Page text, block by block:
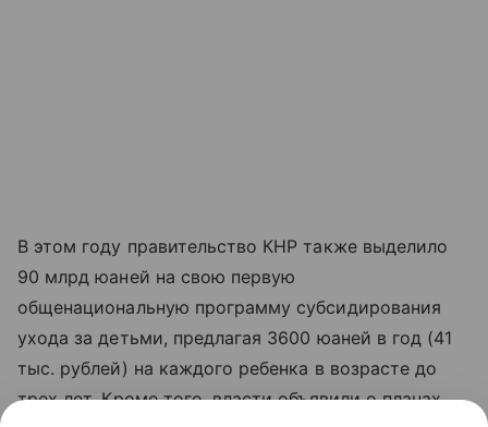
В этом году правительство КНР также выделило
90 млрд юаней на свою первую
общенациональную программу субсидирования
ухода за детьми, предлагая 3600 юаней в год (41
тыс. рублей) на каждого ребенка в возрасте до
трех лет. Кроме того, власти объявили о планах